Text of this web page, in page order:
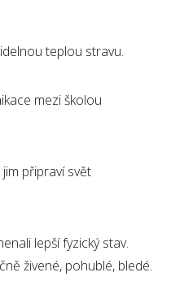
teplou stravu.
mezi školou
připraví svět
lepší fyzický stav.
živené, pohublé, bledé.